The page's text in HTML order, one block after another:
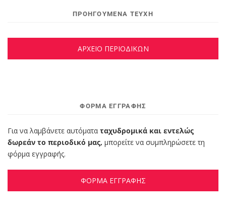
ΠΡΟΗΓΟΥΜΕΝΑ ΤΕΥΧΗ
ΑΡΧΕΙΟ ΠΕΡΙΟΔΙΚΩΝ
ΦΌΡΜΑ ΕΓΓΡΑΦΉΣ
Για να λαμβάνετε αυτόματα ταχυδρομικά και εντελώς
δωρεάν το περιοδικό μας, μπορείτε να συμπληρώσετε τη
φόρμα εγγραφής.
ΦΟΡΜΑ ΕΓΓΡΑΦΗΣ